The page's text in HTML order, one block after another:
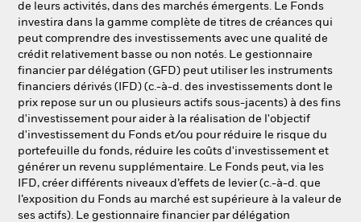
de leurs activités, dans des marchés émergents. Le Fonds
investira dans la gamme complète de titres de créances qui
peut comprendre des investissements avec une qualité de
crédit relativement basse ou non notés. Le gestionnaire
financier par délégation (GFD) peut utiliser les instruments
financiers dérivés (IFD) (c.-à-d. des investissements dont le
prix repose sur un ou plusieurs actifs sous-jacents) à des fins
d'investissement pour aider à la réalisation de l'objectif
d'investissement du Fonds et/ou pour réduire le risque du
portefeuille du fonds, réduire les coûts d'investissement et
générer un revenu supplémentaire. Le Fonds peut, via les
IFD, créer différents niveaux d’effets de levier (c.-à-d. que
l’exposition du Fonds au marché est supérieure à la valeur de
ses actifs). Le gestionnaire financier par délégation